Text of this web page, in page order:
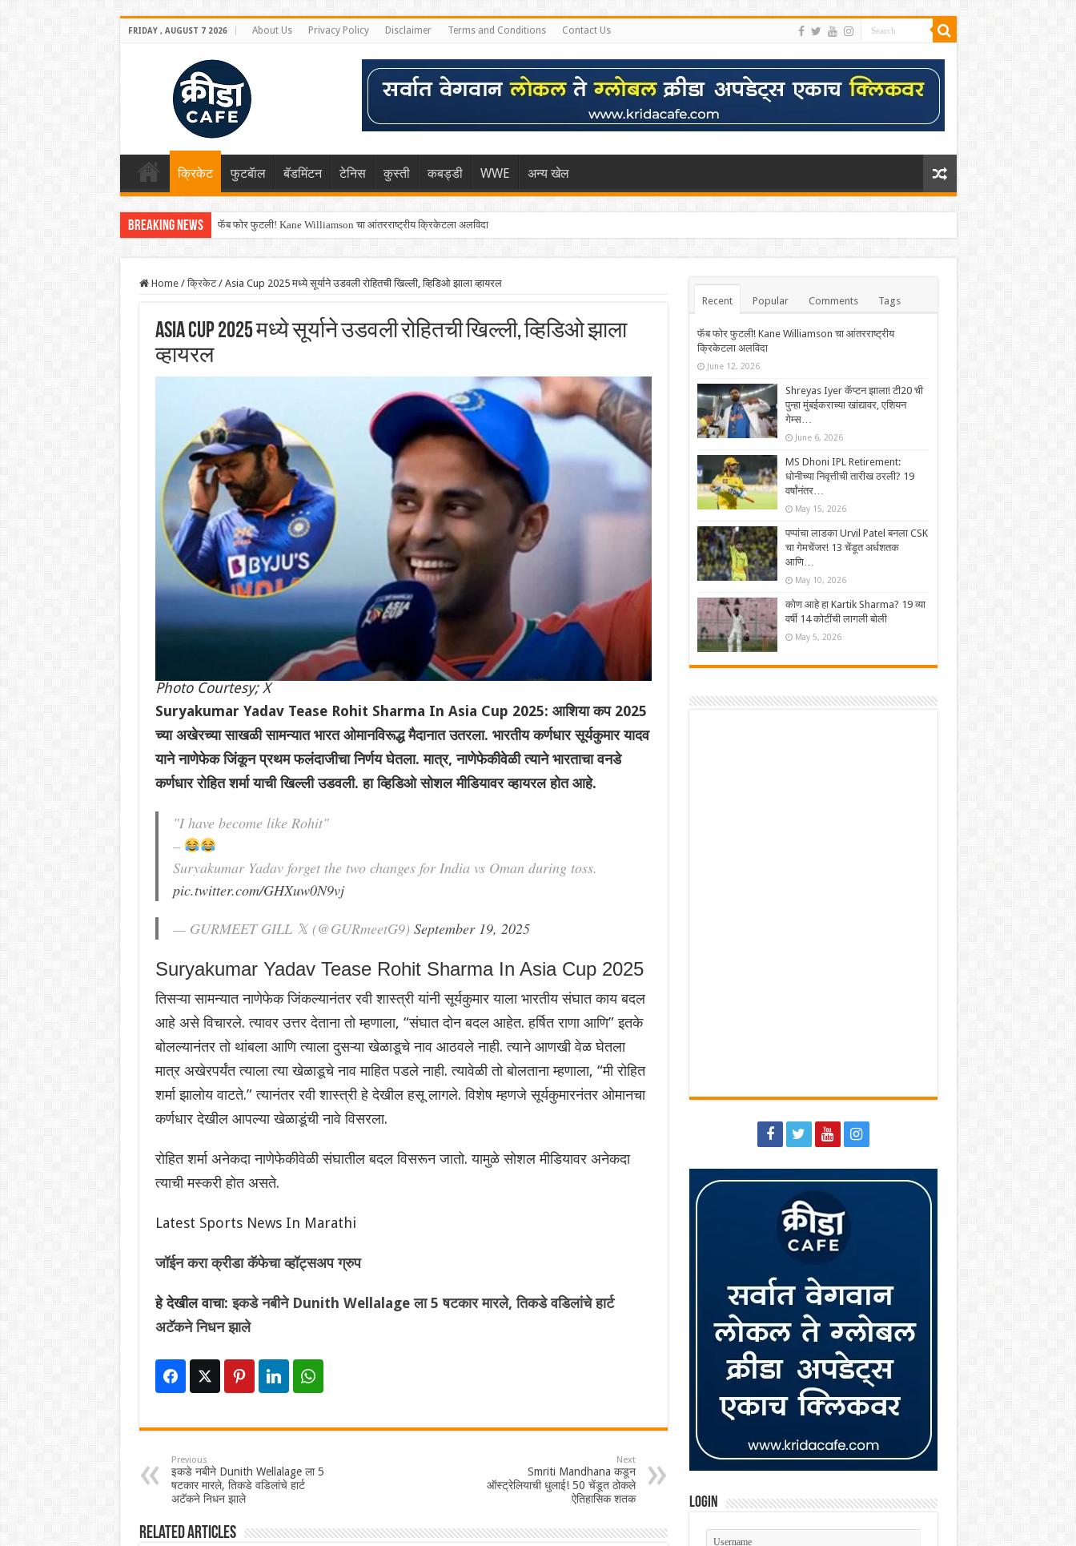
FRIDAY , AUGUST 7 2026 About Us Privacy Policy Disclaimer Terms and Conditions Contact Us
क्रिकेट फुटबॅाल बॅडमिंटन टेनिस कुस्ती कबड्डी WWE अन्य खेल
Breaking News फॅब फोर फुटली! Kane Williamson चा आंतरराष्ट्रीय क्रिकेटला अलविदा
Shreyas Iyer कॅप्टन झाला! टी20 ची पुन्हा मुंबईकराच्या खांद्यावर, एशियन गेम्स…
Home / क्रिकेट / Asia Cup 2025 मध्ये सूर्याने उडवली रोहितची खिल्ली, व्हिडिओ झाला व्हायरल
Asia Cup 2025 मध्ये सूर्याने उडवली रोहितची खिल्ली, व्हिडिओ झाला
व्हायरल
Photo Courtesy; X
Suryakumar Yadav Tease Rohit Sharma In Asia Cup 2025: आशिया कप 2025
च्या अखेरच्या साखळी सामन्यात भारत ओमानविरूद्ध मैदानात उतरला. भारतीय कर्णधार सूर्यकुमार यादव
याने नाणेफेक जिंकून प्रथम फलंदाजीचा निर्णय घेतला. मात्र, नाणेफेकीवेळी त्याने भारताचा वनडे
कर्णधार रोहित शर्मा याची खिल्ली उडवली. हा व्हिडिओ सोशल मीडियावर व्हायरल होत आहे.
"I have become like Rohit"
–
Suryakumar Yadav forget the two changes for India vs Oman during toss.
pic.twitter.com/GHXuw0N9vj
— GURMEET GILL 𝕏 (@GURmeetG9) September 19, 2025
Suryakumar Yadav Tease Rohit Sharma In Asia Cup 2025
तिसऱ्या सामन्यात नाणेफेक जिंकल्यानंतर रवी शास्त्री यांनी सूर्यकुमार याला भारतीय संघात काय बदल
आहे असे विचारले. त्यावर उत्तर देताना तो म्हणाला, “संघात दोन बदल आहेत. हर्षित राणा आणि” इतके
बोलल्यानंतर तो थांबला आणि त्याला दुसऱ्या खेळाडूचे नाव आठवले नाही. त्याने आणखी वेळ घेतला
मात्र अखेरपर्यंत त्याला त्या खेळाडूचे नाव माहित पडले नाही. त्यावेळी तो बोलताना म्हणाला, “मी रोहित
शर्मा झालोय वाटते.” त्यानंतर रवी शास्त्री हे देखील हसू लागले. विशेष म्हणजे सूर्यकुमारनंतर ओमानचा
कर्णधार देखील आपल्या खेळाडूंची नावे विसरला.
रोहित शर्मा अनेकदा नाणेफेकीवेळी संघातील बदल विसरून जातो. यामुळे सोशल मीडियावर अनेकदा
त्याची मस्करी होत असते.
Latest Sports News In Marathi
जॉईन करा क्रीडा कॅफेचा व्हॉट्सअप ग्रुप
हे देखील वाचा:इकडे नबीने Dunith Wellalage ला 5 षटकार मारले, तिकडे वडिलांचे हार्ट
अटॅकने निधन झाले
Previous
इकडे नबीने Dunith Wellalage ला 5
षटकार मारले, तिकडे वडिलांचे हार्ट
अटॅकने निधन झाले
Next
Smriti Mandhana कडून
ऑस्ट्रेलियाची धुलाई! 50 चेंडूत ठोकले
ऐतिहासिक शतक
Related Articles
Recent Popular Comments Tags
फॅब फोर फुटली! Kane Williamson चा आंतरराष्ट्रीय
क्रिकेटला अलविदा
June 12, 2026
Shreyas Iyer कॅप्टन झाला! टी20 ची
पुन्हा मुंबईकराच्या खांद्यावर, एशियन
गेम्स…
June 6, 2026
MS Dhoni IPL Retirement:
धोनीच्या निवृत्तीची तारीख ठरली? 19
वर्षांनंतर…
May 15, 2026
पप्पांचा लाडका Urvil Patel बनला CSK
चा गेमचेंजर! 13 चेंडूत अर्धशतक
आणि…
May 10, 2026
कोण आहे हा Kartik Sharma? 19 व्या
वर्षी 14 कोटींची लागली बोली
May 5, 2026
Login